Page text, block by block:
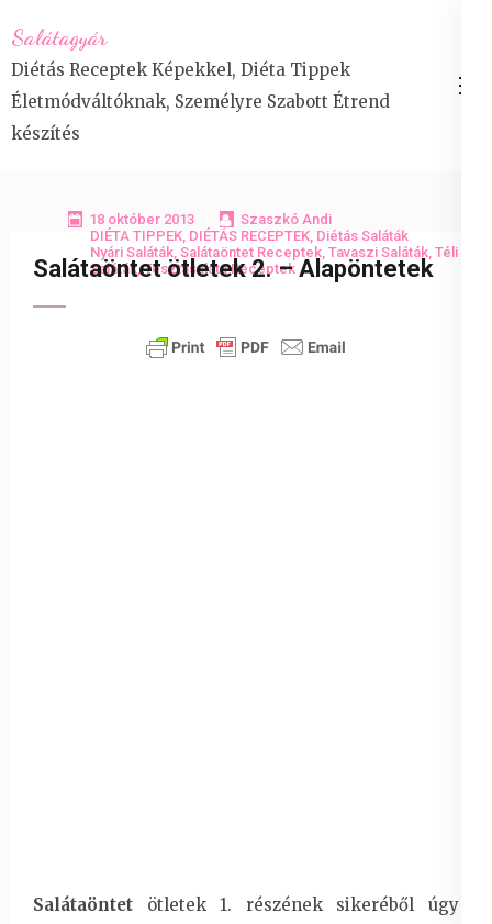
to
content
(Press
Enter)
Salátagyár
Diétás Receptek Képekkel, Diéta Tippek
Életmódváltóknak, Személyre Szabott Étrend
készítés
18 október 2013
Szaszkó Andi
DIÉTA TIPPEK, DIÉTÁS RECEPTEK, Diétás Saláták
Nyári Saláták, Salátaöntet Receptek, Tavaszi Saláták, Téli
Saláták,Tésztasaláta Receptek
Salátaöntet ötletek 2. – Alapöntetek
Salátaöntet ötletek 1. részének sikeréből úgy